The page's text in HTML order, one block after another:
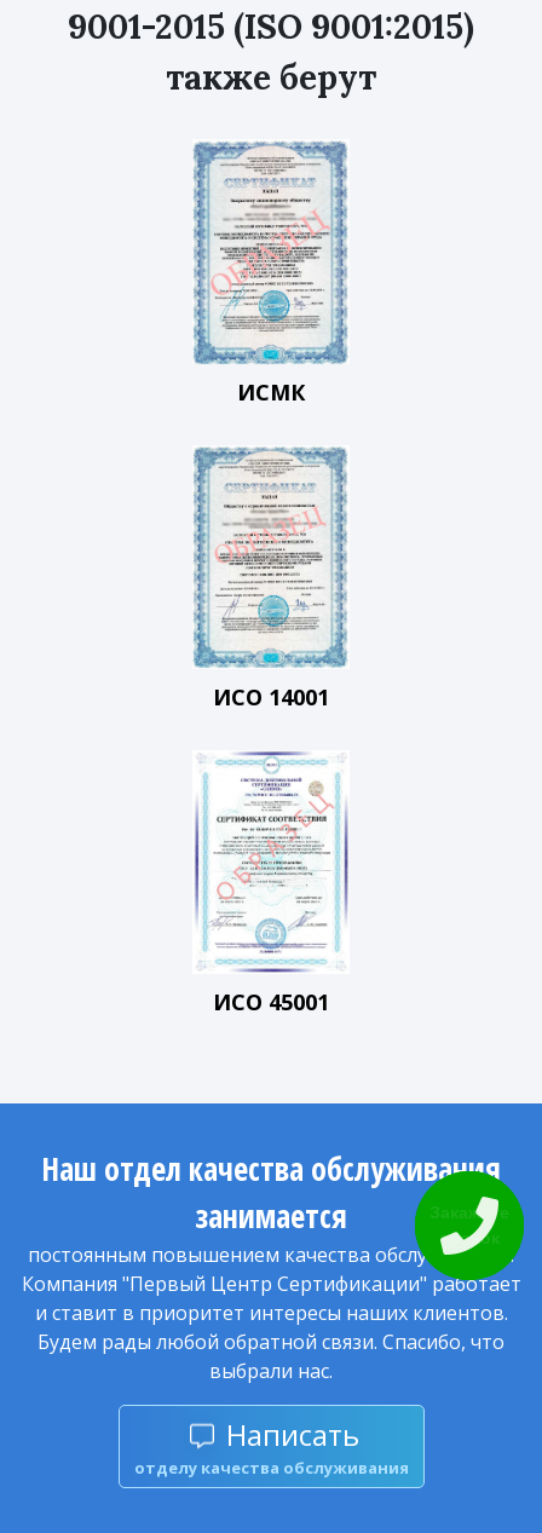
Закажите
звонок
9001-2015 (ISO 9001:2015)
также берут
ИСМК
ИСО 14001
ИСО 45001
Наш отдел качества обслуживания
занимается
постоянным повышением качества обслуживания.
Компания "Первый Центр Сертификации" работает
и ставит в приоритет интересы наших клиентов.
Будем рады любой обратной связи. Спасибо, что
выбрали нас.
Написать
отделу качества обслуживания